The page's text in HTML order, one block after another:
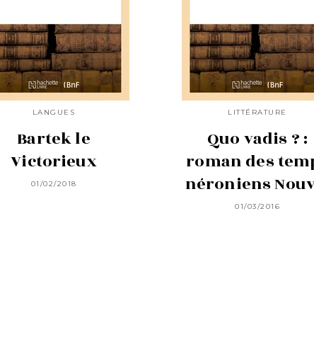
LANGUES
Bartek le
Victorieux
01/02/2018
LITTÉRATURE
Quo vadis ? :
roman des
néroniens
01/03/2016